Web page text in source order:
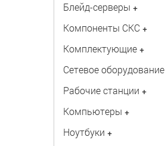
Блейд-серверы +
Компоненты СКС +
Комплектующие +
Сетевое оборудование
Рабочие станции +
Компьютеры +
Ноутбуки +